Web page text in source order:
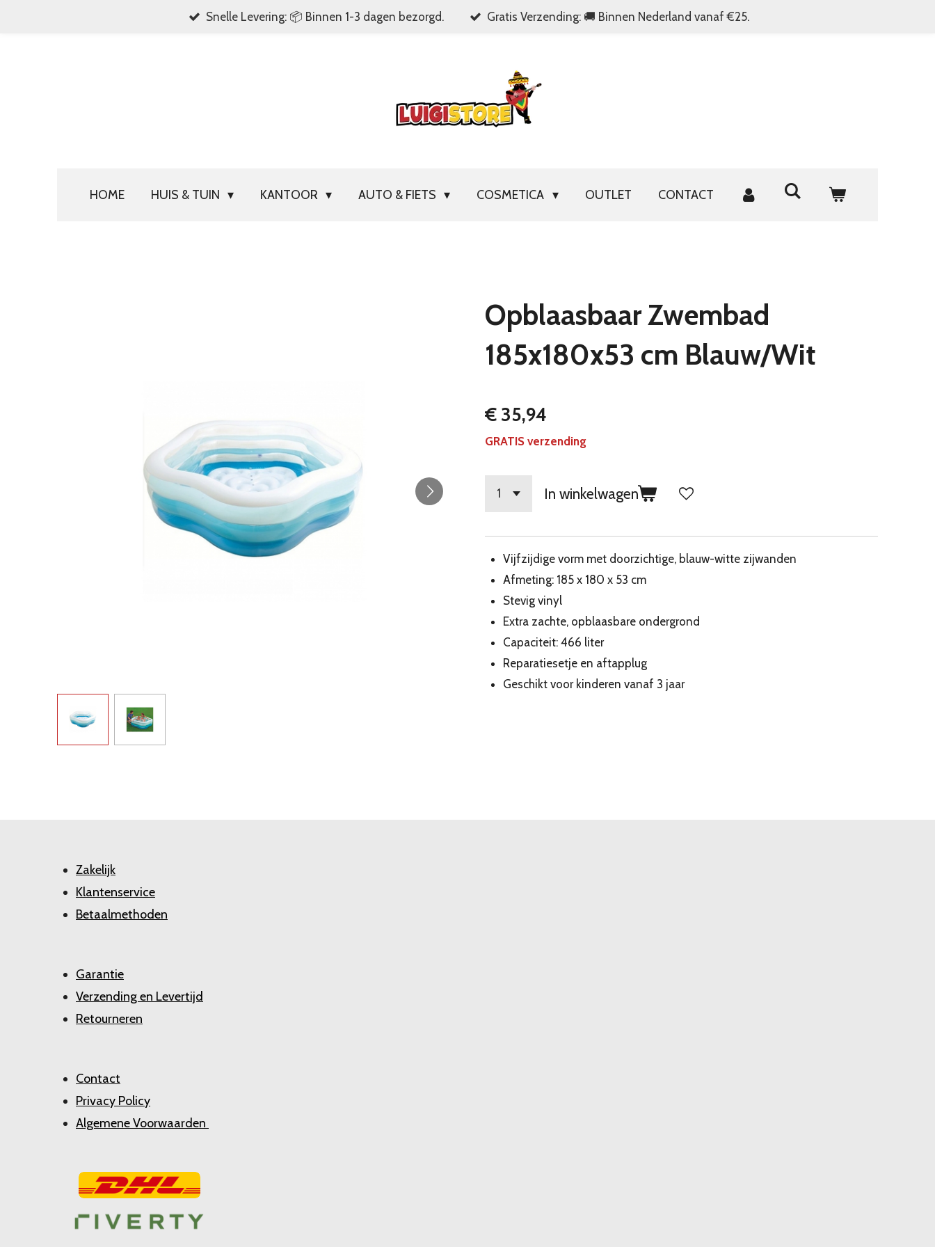
Snelle Levering: 📦 Binnen 1-3 dagen bezorgd. Gratis Verzending: 🚚 Binnen Nederland vanaf €25.
HOME HUIS & TUIN KANTOOR AUTO & FIETS COSMETICA OUTLET CONTACT
Opblaasbaar Zwembad
185x180x53 cm Blauw/Wit
€ 35,94
GRATIS verzending
In winkelwagen
Vijfzijdige vorm met doorzichtige, blauw-witte zijwanden
Afmeting: 185 x 180 x 53 cm
Stevig vinyl
Extra zachte, opblaasbare ondergrond
Capaciteit: 466 liter
Reparatiesetje en aftapplug
Geschikt voor kinderen vanaf 3 jaar
Zakelijk
Klantenservice
Betaalmethoden
Garantie
Verzending en Levertijd
Retourneren
Contact
Privacy Policy
Algemene Voorwaarden